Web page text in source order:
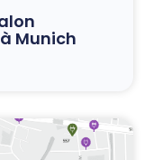
Munich